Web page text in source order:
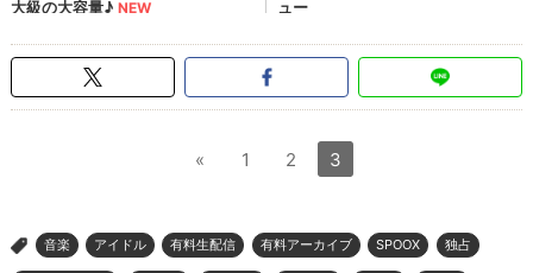
« 1 2 3
> 音楽 アイドル 有料生配信 有料アーカイブ SPOOX 独占